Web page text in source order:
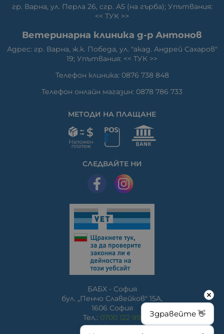
гр. Варна, ул. Перла 26, сгр. А5 (на гърба); Упътвания:
<< ТУК >>
Ветеринарна клиника д-р Антонов
Адрес: гр. Варна, ж.к. Победа, ул. "акад. Андрей Сахаров"
19; Упътвания: << ТУК >>
Телефон клиника: 0876 738 848
Телефон онлайн магазин: 0878 786 733
МЕТОДИ НА ПЛАЩАНЕ
СЛЕДВАЙТЕ НИ
БАБХ - София
бул. „Пенчо Славейков" 15A,
1606 София
Тел.: 0700 122 99
www.bfsa.egov.bg
Здравейте 👋